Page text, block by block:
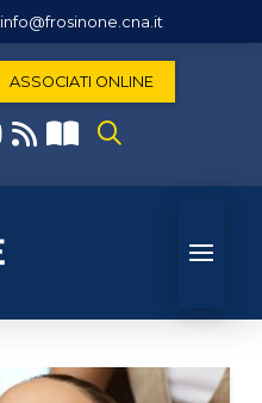
info@frosinone.cna.it
ASSOCIATI ONLINE